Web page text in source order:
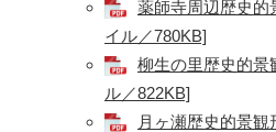
薬師寺周辺歴史的
イル／780KB]
柳生の里歴史的景
ル／822KB]
月ヶ瀬歴史的景